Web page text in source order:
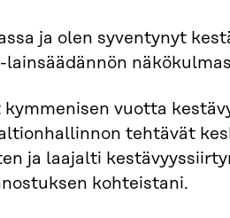
ja olen syventynyt
vuotta
tehtävät
ja laajalti
kohteistani.